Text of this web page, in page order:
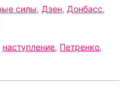
силы, Дзен, Донбасс,
наступление, Петренко,